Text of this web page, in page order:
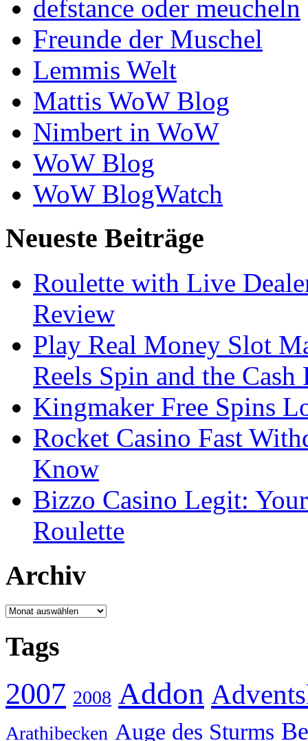
defstance oder meucheln
Freunde der Muschel
Lemmis Welt
Mattis WoW Blog
Nimbert in WoW
WoW Blog
WoW BlogWatch
Neueste Beiträge
Roulette with Live
Review
Play Real Money Slot
Reels Spin and the Cash
Kingmaker Free Spins
Rocket Casino Fast
Know
Bizzo Casino Legit:
Roulette
Archiv
Archiv
Tags
2007 2008 Addon
Arathibecken Auge des Sturms